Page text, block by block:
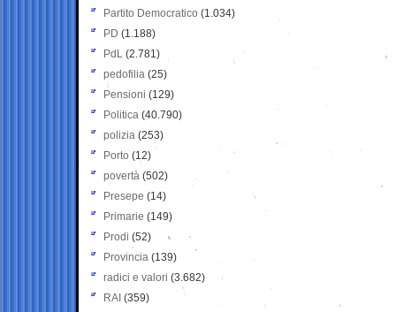
Partito Democratico (1.034)
PD (1.188)
PdL (2.781)
pedofilia (25)
Pensioni (129)
Politica (40.790)
polizia (253)
Porto (12)
povertà (502)
Presepe (14)
Primarie (149)
Prodi (52)
Provincia (139)
radici e valori (3.682)
RAI (359)